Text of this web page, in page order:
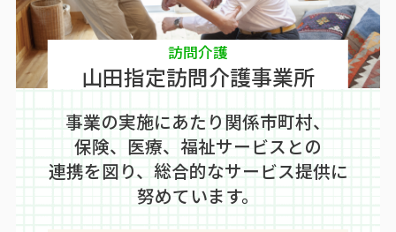
訪問介護
山田指定訪問介護事業所
事業の実施にあたり関係市町村、
保険、医療、福祉サービスとの
連携を図り、総合的なサービス提供に
努めています。